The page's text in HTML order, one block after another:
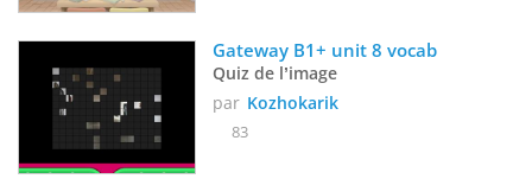
Gateway B1+ unit 8 vocab
Quiz de l’image
par Kozhokarik
83